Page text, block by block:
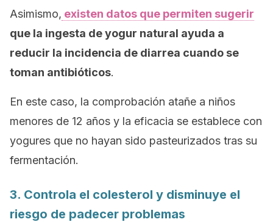
Asimismo, existen datos que permiten sugerir
que la ingesta de yogur natural ayuda a
reducir la incidencia de diarrea cuando se
toman antibióticos.
En este caso, la comprobación atañe a niños
menores de 12 años y la eficacia se establece con
yogures que no hayan sido pasteurizados tras su
fermentación.
3. Controla el colesterol y disminuye el
riesgo de padecer problemas